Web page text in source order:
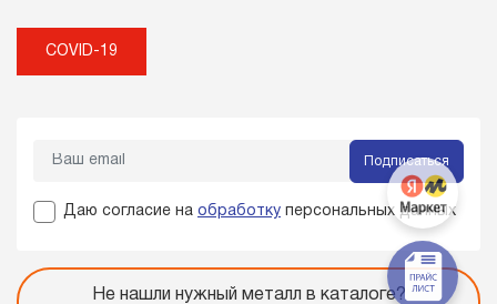
COVID-19
Подписаться
Даю согласие на обработку персональных данных
Не нашли нужный металл в каталоге?